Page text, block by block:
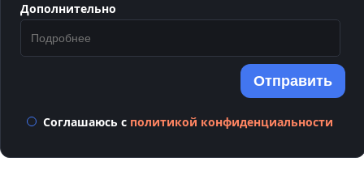
Дополнительно
Соглашаюсь с политикой конфиденциальности
Отправить